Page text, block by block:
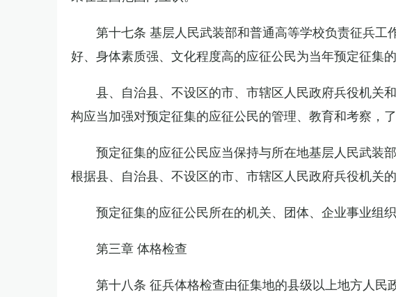
第十七条 基层人民武装部和普通高等学校负责征兵
好、身体素质强、文化程度高的应征公民为当年预定征集
县、自治县、不设区的市、市辖区人民政府兵役机关
构应当加强对预定征集的应征公民的管理、教育和考察，了
预定征集的应征公民应当保持与所在地基层人民武装
根据县、自治县、不设区的市、市辖区人民政府兵役机关的
预定征集的应征公民所在的机关、团体、企业事业组
第三章 体格检查
第十八条 征兵体格检查由征集地的县级以上地方人